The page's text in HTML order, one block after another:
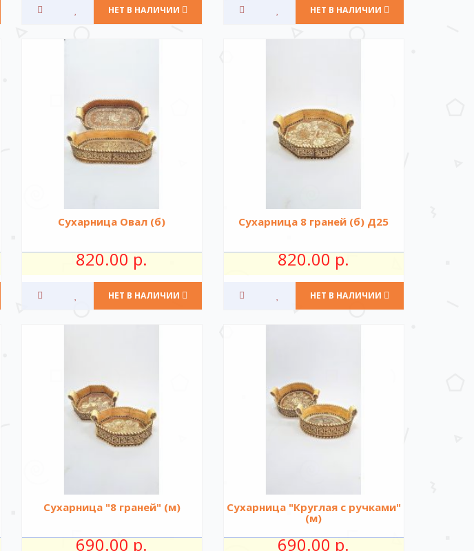
НЕТ В НАЛИЧИИ НЕТ В НАЛИЧИИ
Сухарница Овал (б)
820.00 р.
НЕТ В НАЛИЧИИ
Сухарница 8 граней (б) Д25
820.00 р.
НЕТ В НАЛИЧИИ
Сухарница "8 граней" (м)
690.00 р.
Сухарница "Круглая с ручками"
(м)
690.00 р.